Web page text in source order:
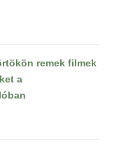
remek filmek
a